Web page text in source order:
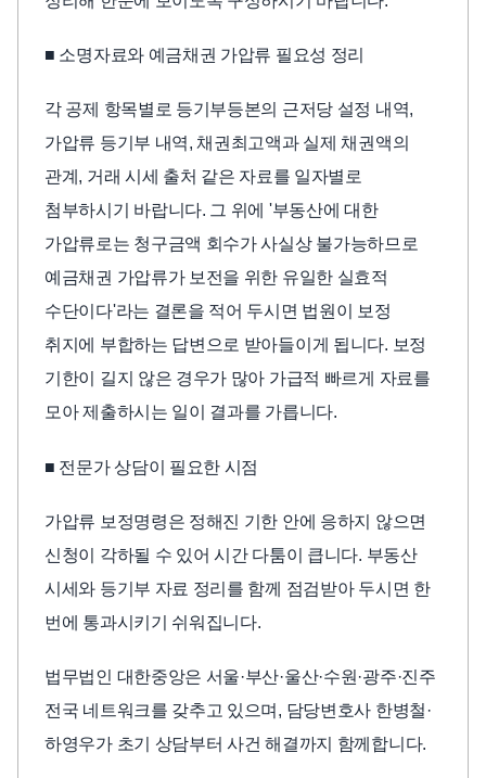
■ 소명자료와 예금채권 가압류 필요성 정리
각 공제 항목별로 등기부등본의 근저당 설정 내역,
가압류 등기부 내역, 채권최고액과 실제 채권액의
관계, 거래 시세 출처 같은 자료를 일자별로
첨부하시기 바랍니다. 그 위에 '부동산에 대한
가압류로는 청구금액 회수가 사실상 불가능하므로
예금채권 가압류가 보전을 위한 유일한 실효적
수단이다'라는 결론을 적어 두시면 법원이 보정
취지에 부합하는 답변으로 받아들이게 됩니다. 보정
기한이 길지 않은 경우가 많아 가급적 빠르게 자료를
모아 제출하시는 일이 결과를 가릅니다.
■ 전문가 상담이 필요한 시점
가압류 보정명령은 정해진 기한 안에 응하지 않으면
신청이 각하될 수 있어 시간 다툼이 큽니다. 부동산
시세와 등기부 자료 정리를 함께 점검받아 두시면 한
번에 통과시키기 쉬워집니다.
법무법인 대한중앙은 서울·부산·울산·수원·광주·진주
전국 네트워크를 갖추고 있으며, 담당변호사 한병철·
하영우가 초기 상담부터 사건 해결까지 함께합니다.